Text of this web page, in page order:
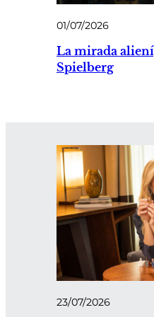
01/07/2026
La mirada
Spielberg
23/07/2026